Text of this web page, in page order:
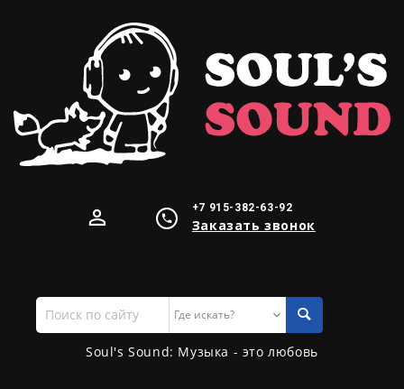
+7 915-382-63-92
Заказать звонок
Поиск
по
сайту
Soul's Sound: Музыка - это любовь